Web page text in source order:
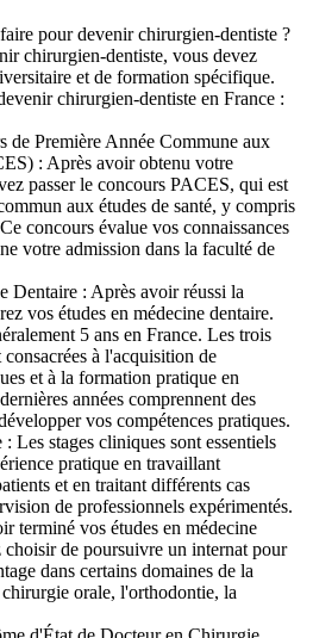
pour devenir chirurgien-dentiste ?
chirurgien-dentiste, vous devez
et de formation spécifique.
chirurgien-dentiste en France :
de Première Année Commune aux
: Après avoir obtenu votre
passer le concours PACES, qui est
aux études de santé, y compris
concours évalue vos connaissances
votre admission dans la faculté de
Dentaire : Après avoir réussi la
vos études en médecine dentaire.
5 ans en France. Les trois
consacrées à l'acquisition de
et à la formation pratique en
années comprennent des
vos compétences pratiques.
Les stages cliniques sont essentiels
pratique en travaillant
et en traitant différents cas
de professionnels expérimentés.
terminé vos études en médecine
choisir de poursuivre un internat pour
dans certains domaines de la
orale, l'orthodontie, la